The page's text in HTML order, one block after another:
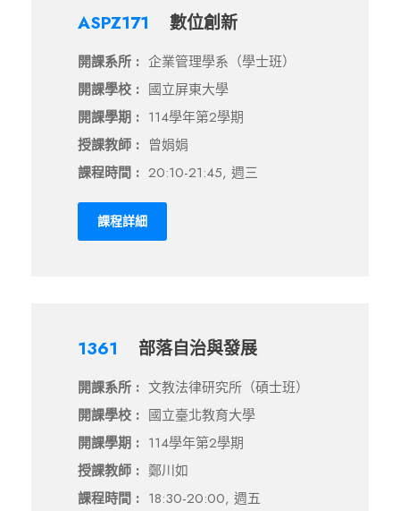
ASPZ171 數位創新
開課系所 : 企業管理學系（學士班）
開課學校 : 國立屏東大學
開課學期 : 114學年第2學期
授課教師 : 曾娟娟
課程時間 : 20:10-21:45, 週三
課程詳細
1361 部落自治與發展
開課系所 : 文教法律研究所（碩士班）
開課學校 : 國立臺北教育大學
開課學期 : 114學年第2學期
授課教師 : 鄭川如
課程時間 : 18:30-20:00, 週五